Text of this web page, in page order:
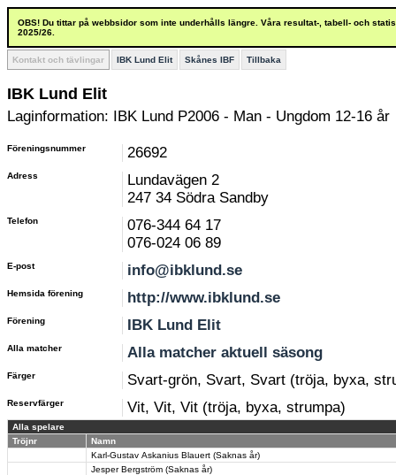
OBS! Du tittar på webbsidor som inte underhålls längre. Våra resultat-, tabell- och
2025/26.
Kontakt och tävlingar IBK Lund Elit Skånes IBF Tillbaka
IBK Lund Elit
Laginformation: IBK Lund P2006 - Man - Ungdom 12-16 år
Föreningsnummer 26692
Adress
Lundavägen 2
247 34 Södra Sandby
Telefon
076-344 64 17
076-024 06 89
E-post info@ibklund.se
Hemsida förening http://www.ibklund.se
Förening IBK Lund Elit
Alla matcher Alla matcher aktuell säsong
Färger Svart-grön, Svart, Svart (tröja, byxa,
Reservfärger Vit, Vit, Vit (tröja, byxa, strumpa)
Alla spelare
Tröjnr
Namn
Karl-Gustav Askanius Blauert (Saknas år)
Jesper Bergström (Saknas år)